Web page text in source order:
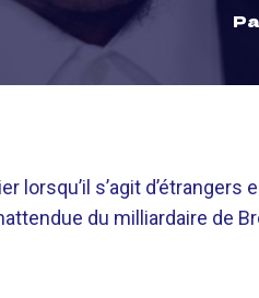
lorsqu’il s’agit
du milliardaire de